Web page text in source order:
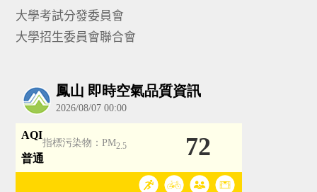
大學考試分發委員會
大學招生委員會聯合會